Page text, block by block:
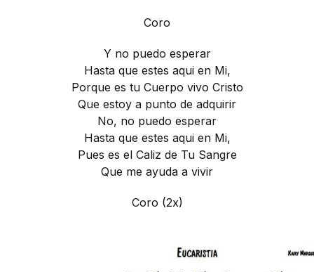
Coro
Y no puedo esperar
Hasta que estes aqui en Mi,
Porque es tu Cuerpo vivo Cristo
Que estoy a punto de adquirir
No, no puedo esperar
Hasta que estes aqui en Mi,
Pues es el Caliz de Tu Sangre
Que me ayuda a vivir
Coro (2x)